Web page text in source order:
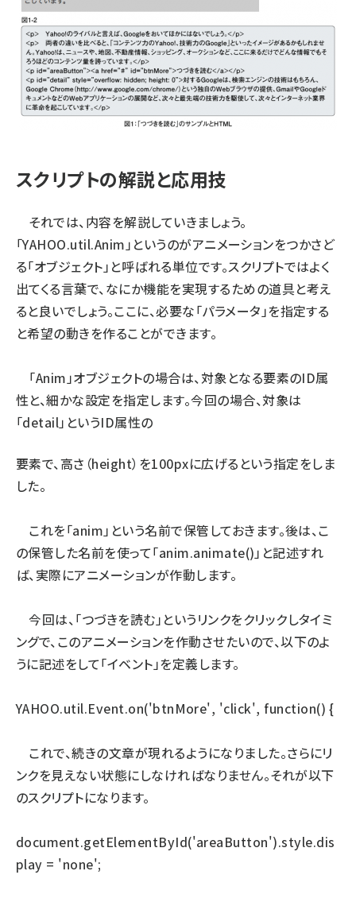
スクリプトの解説と応用技
それでは、内容を解説していきましょう。
「YAHOO.util.Anim」というのがアニメーションをつかさど
る「オブジェクト」と呼ばれる単位です。スクリプトではよく
出てくる言葉で、なにか機能を実現するための道具と考え
ると良いでしょう。ここに、必要な「パラメータ」を指定する
と希望の動きを作ることができます。
「Anim」オブジェクトの場合は、対象となる要素のID属
性と、細かな設定を指定します。今回の場合、対象は
「detail」というID属性の
要素で、高さ（height）を100pxに広げるという指定をしま
した。
これを「anim」という名前で保管しておきます。後は、こ
の保管した名前を使って「anim.animate()」と記述すれ
ば、実際にアニメーションが作動します。
今回は、「つづきを読む」というリンクをクリックしタイミ
ングで、このアニメーションを作動させたいので、以下のよ
うに記述をして「イベント」を定義します。
YAHOO.util.Event.on('btnMore', 'click', function() {
これで、続きの文章が現れるようになりました。さらにリ
ンクを見えない状態にしなければなりません。それが以下
のスクリプトになります。
document.getElementById('areaButton').style.dis
play = 'none';